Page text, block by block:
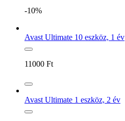
-10%
Avast Ultimate 10 eszköz, 1 év
11000 Ft
Avast Ultimate 1 eszköz, 2 év